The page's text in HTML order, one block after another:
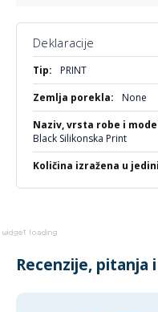
Svakodnevnu
Minimaliste koji
Sve koji žele
Deklaracije
Više
informacija
PRINT
None
Black Silikonska Print
Recenzije, pitanja